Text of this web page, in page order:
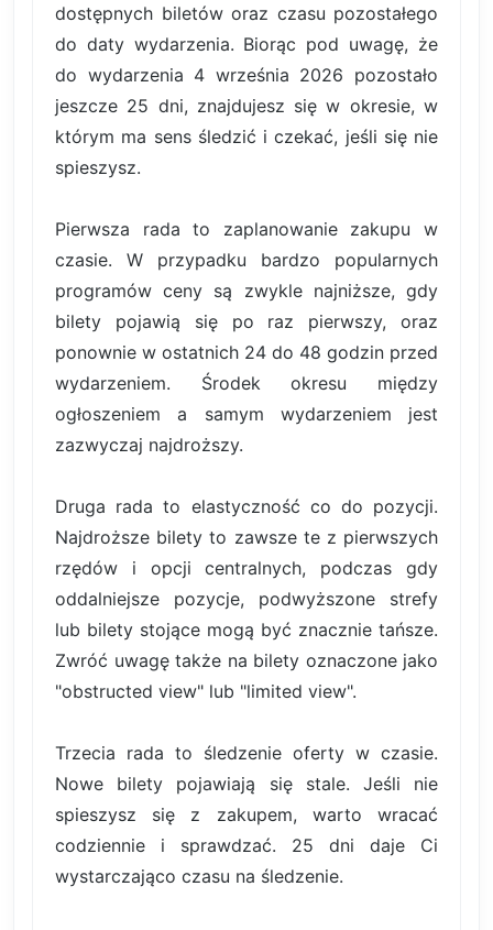
dostępnych biletów oraz czasu pozostałego
do daty wydarzenia. Biorąc pod uwagę, że
do wydarzenia 4 września 2026 pozostało
jeszcze 25 dni, znajdujesz się w okresie, w
którym ma sens śledzić i czekać, jeśli się nie
spieszysz.
Pierwsza rada to zaplanowanie zakupu w
czasie. W przypadku bardzo popularnych
programów ceny są zwykle najniższe, gdy
bilety pojawią się po raz pierwszy, oraz
ponownie w ostatnich 24 do 48 godzin przed
wydarzeniem. Środek okresu między
ogłoszeniem a samym wydarzeniem jest
zazwyczaj najdroższy.
Druga rada to elastyczność co do pozycji.
Najdroższe bilety to zawsze te z pierwszych
rzędów i opcji centralnych, podczas gdy
oddalniejsze pozycje, podwyższone strefy
lub bilety stojące mogą być znacznie tańsze.
Zwróć uwagę także na bilety oznaczone jako
"obstructed view" lub "limited view".
Trzecia rada to śledzenie oferty w czasie.
Nowe bilety pojawiają się stale. Jeśli nie
spieszysz się z zakupem, warto wracać
codziennie i sprawdzać. 25 dni daje Ci
wystarczająco czasu na śledzenie.